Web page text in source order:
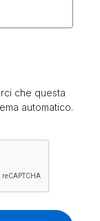
che questa
automatico.